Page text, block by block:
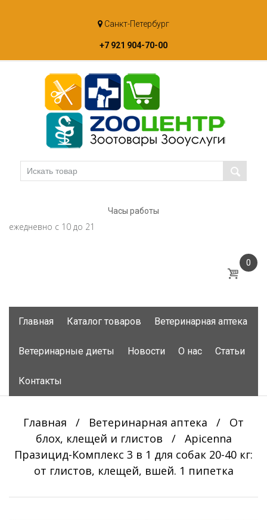
to
Санкт-Петербург
+7 921 904-70-00
Часы работы
ежедневно с 10 до 21
0
Главная Каталог товаров Ветеринарная аптека
Ветеринарные диеты Новости О нас Статьи
Контакты
Главная / Ветеринарная аптека /
От
блох, клещей и глистов
/
Apicenna
Празицид-Комплекс 3 в 1 для собак 20-40 кг:
от глистов, клещей, вшей. 1 пипетка